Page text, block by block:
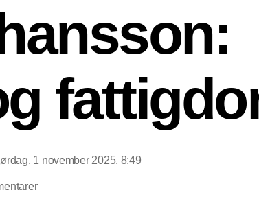
lørdag, 1 november 2025, 8:49
til